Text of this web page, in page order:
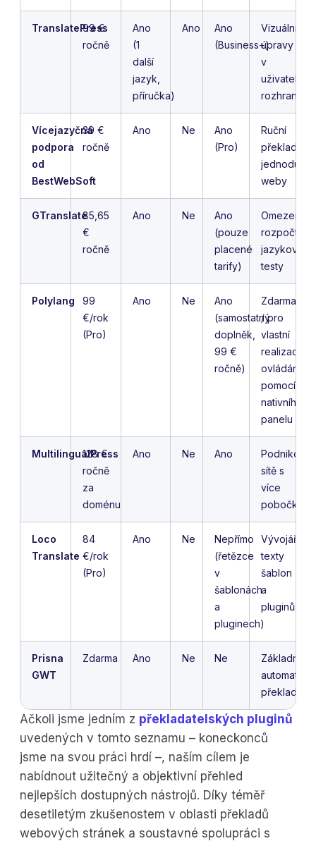
TranslatePress
99 €
ročně
Ano
(1
další
jazyk,
příručka)
Ano
Ano
(Business+)
Vizuální
úpravy
v
rozhraní
Vícejazyčná
podpora
od
BestWebSoft
39 €
ročně
Ano Ne
Ano
(Pro)
Ruční
překlad,
weby
GTranslate85,65
€
ročně
Ano Ne
Ano
(pouze
placené
tarify)
Omezené
rozpočty,
jazykové
testy
Polylang
99
€/rok
(Pro)
Ano Ne
Ano
(samostatný
doplněk,
99 €
ročně)
Zdarma
/ pro
vlastní
realizaci,
ovládání
pomocí
nativního
panelu
MultilingualPress
128 €
ročně
za
doménu
Ano Ne Ano
Podnikové
sítě s
více
pobočkami
Loco
Translate
84
€/rok
(Pro)
Ano Ne
Nepřímo
(řetězce
v
šablonách
a
pluginech)
Vývojáři,
texty
šablon
a
pluginů
Prisna
GWT
Zdarma Ano Ne Ne
Základní
automatický
překlad
Ačkoli jsme jedním z překladatelských pluginů
uvedených v tomto seznamu – koneckonců
jsme na svou práci hrdí –, naším cílem je
nabídnout užitečný a objektivní přehled
nejlepších dostupných nástrojů. Díky téměř
desetiletým zkušenostem v oblasti překladů
webových stránek a soustavné spolupráci s